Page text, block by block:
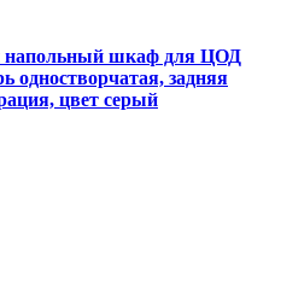
напольный шкаф для ЦОД
одностворчатая, задняя
цвет серый